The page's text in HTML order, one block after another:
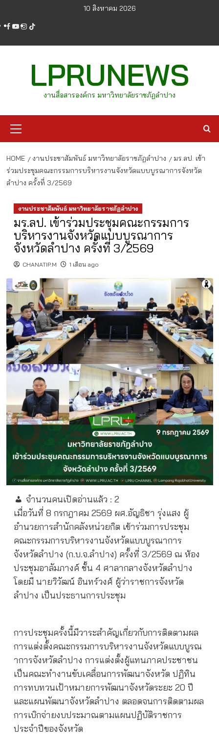
content
10 สิงหาคม 2026
facebook
youtube
instagram
tiktok
LPRUNEWS
งานสื่อสารองค์กร มหาวิทยาลัยราชภัฏลำปาง
Menu
HOME งานประชาสัมพันธ์ มหาวิทยาลัยราชภัฏลำปาง
มร.ลป. เข้า
ร่วมประชุมคณะกรรมการบริหารงานจังหวัดแบบบูรณาการจังหวัด
ลำปาง ครั้งที่ 3/2569
งานประชาสัมพันธ์ มหาวิทยาลัยราชภัฏลำปาง
มร.ลป. เข้าร่วมประชุมคณะกรรมการ
บริหารงานจังหวัดแบบบูรณาการ
จังหวัดลำปาง ครั้งที่ 3/2569
CHANATIP.M 1 เดือน ago
จำนวนคนเปิดอ่านแล้ว : 2
เมื่อวันที่ 8 กรกฎาคม 2569 ผศ.อัญธิชา รุ่งแสง ผู้
อำนวยการสำนักคลังหน่วยกิต เข้าร่วมการประชุม
คณะกรรมการบริหารงานจังหวัดแบบบูรณาการ
จังหวัดลำปาง (ก.บ.จ.ลำปาง) ครั้งที่ 3/2569 ณ ห้อง
ประชุมอาลัมภางค์ ชั้น 4 ศาลากลางจังหวัดลำปาง
โดยมี นายวิวัฒน์ อินทร์วงศ์ ผู้ว่าราชการจังหวัด
ลำปาง เป็นประธานการประชุม
การประชุมครั้งนี้มีวาระสำคัญเกี่ยวกับการติดตามผล
การแต่งตั้งคณะกรรมการบริหารงานจังหวัดแบบบูรณ
าการจังหวัดลำปาง การแต่งตั้งผู้แทนภาคประชาชน
เป็นคณะทำงานขับเคลื่อนการพัฒนาจังหวัด ปฏิทิน
การทบทวนเป้าหมายการพัฒนาจังหวัดระยะ 20 ปี
และแผนพัฒนาจังหวัดลำปาง ตลอดจนการติดตามผล
การเบิกจ่ายงบประมาณตามแผนปฏิบัติราชการ
ประจำปีของจังหวัด